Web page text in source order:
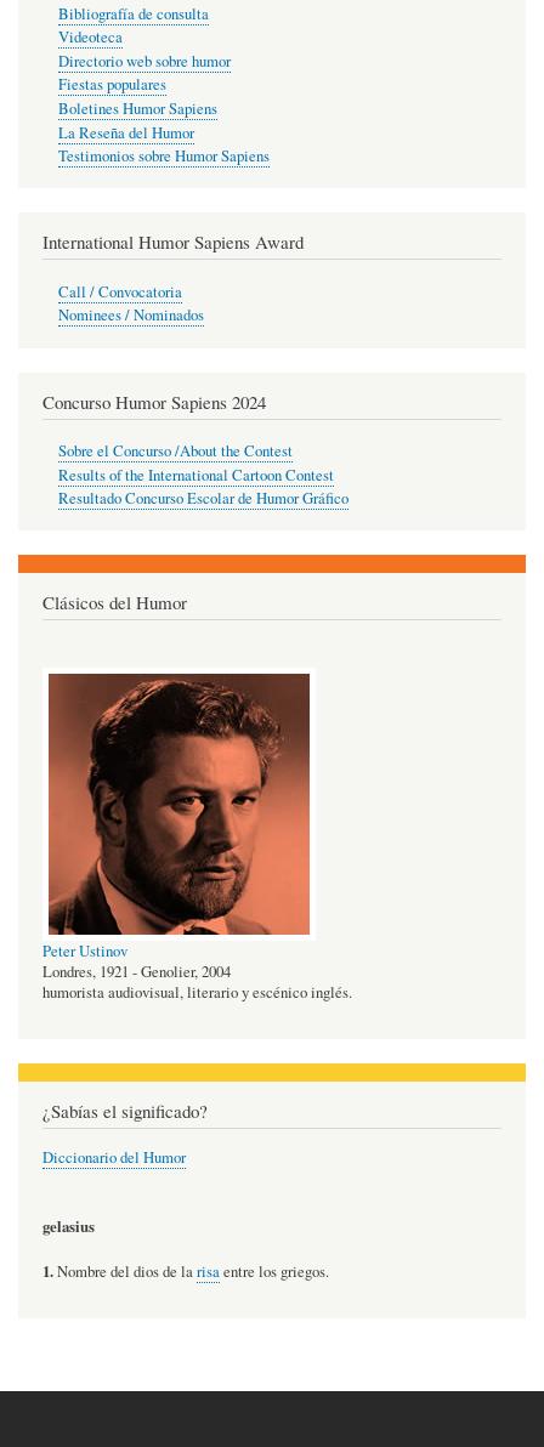
Bibliografía de consulta
Videoteca
Directorio web sobre humor
Fiestas populares
Boletines Humor Sapiens
La Reseña del Humor
Testimonios sobre Humor Sapiens
International Humor Sapiens Award
Call / Convocatoria
Nominees / Nominados
Concurso Humor Sapiens 2024
Sobre el Concurso /About the Contest
Results of the International Cartoon Contest
Resultado Concurso Escolar de Humor Gráfico
Clásicos del Humor
Peter Ustinov
Londres, 1921 - Genolier, 2004
humorista audiovisual, literario y escénico inglés.
¿Sabías el significado?
Diccionario del Humor
gelasius
1.Nombre del dios de larisaentre los griegos.